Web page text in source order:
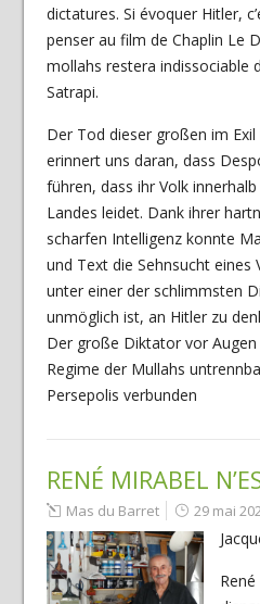
dictatures. Si évoquer Hitler,
penser au film de Chaplin Le
mollahs restera indissociable
Satrapi.
Der Tod dieser großen im
erinnert uns daran, dass
führen, dass ihr Volk
Landes leidet. Dank ihrer
scharfen Intelligenz konnte
und Text die Sehnsucht eines
unter einer der schlimmsten
unmöglich ist, an Hitler zu
Der große Diktator vor
Regime der Mullahs
Persepolis verbunden
RENÉ MIRABEL
Mas du Barret 29 mai